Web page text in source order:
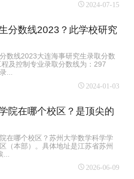
2024-07-15
分数线2023？此学校研究
数线2023大连海事研究生录取分数
及控制专业录取分数线为：297
...
2024-01-03
院在哪个校区？是顶尖的
在哪个校区？苏州大学数学科学学
（本部）。‌‌具体地址是江苏省苏州
2026-06-09